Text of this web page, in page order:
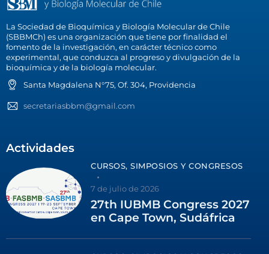
La Sociedad de Bioquímica y Biología Molecular de Chile
(SBBMCh) es una organización que tiene por finalidad el
fomento de la investigación, en carácter técnico como
experimental, que conduzca al progreso y divulgación de la
bioquímica y de la biología molecular.
Santa Magdalena N°75, Of. 304, Providencia
secretariasbbm@gmail.com
Actividades
CURSOS, SIMPOSIOS Y CONGRESOS
7 de julio de 2026
27th IUBMB Congress 2027
en Cape Town, Sudáfrica